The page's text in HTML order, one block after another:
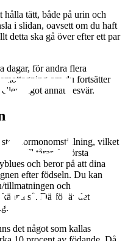
hålla tätt, både på urin och
i slidan, oavsett om du haft
detta ska gå över efter ett par
dagar, för andra flera
om du fortsätter
något annat besvär.
hormonomställning, vilket
lätt till tårar de första
och beror på att dina
efter födseln. Du kan
tillmatningen och
så. Därför är det
det något som kallas